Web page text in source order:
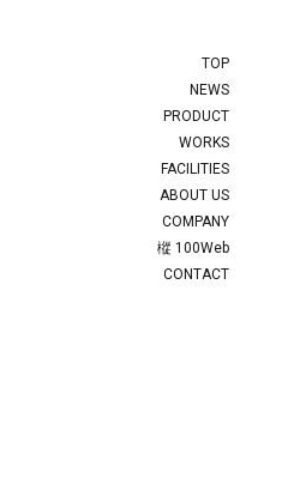
TOP
NEWS
PRODUCT
WORKS
FACILITIES
ABOUT US
COMPANY
樅 100Web
CONTACT